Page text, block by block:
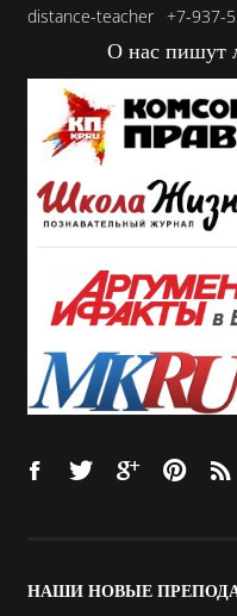
distance-teacher +7-937-
О нас пишут
НАШИ НОВЫЕ